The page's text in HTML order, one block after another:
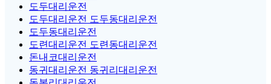
도두대리운전
도두대리운전 도두동대리운전
도두동대리운전
도련대리운전 도련동대리운전
돈내코대리운전
동귀대리운전 동귀리대리운전